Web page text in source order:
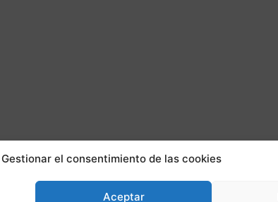
Gestionar el consentimiento de las cookies
Aceptar